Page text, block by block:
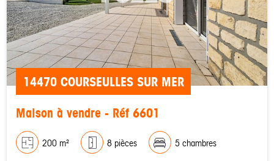
14470 COURSEULLES SUR MER
Maison à vendre - Réf 6601
200 m² 8 pièces 5 chambres